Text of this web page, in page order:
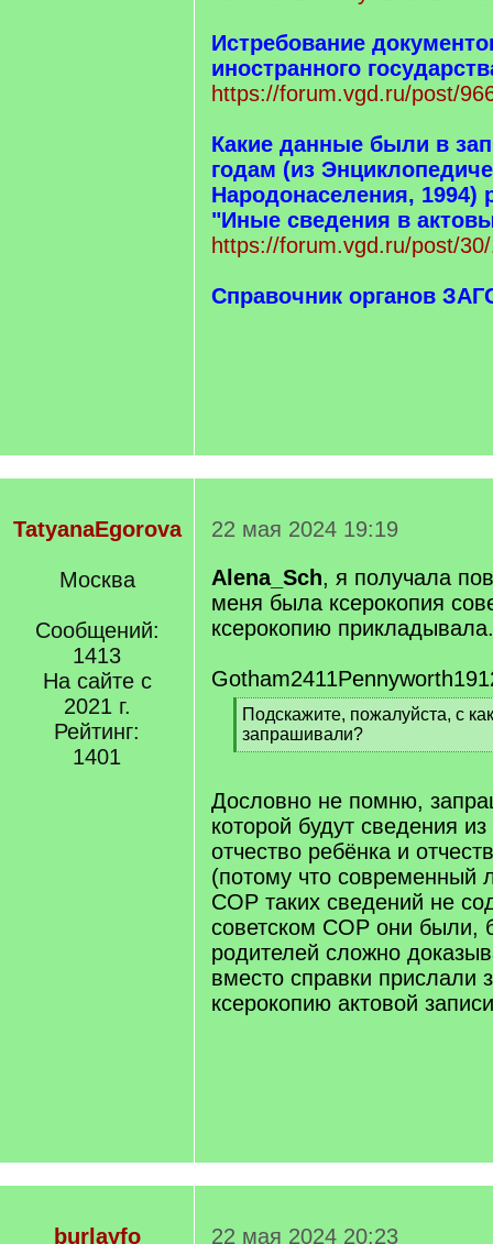
Истребование
иностранного
https://forum.vgd.ru/post/
Какие данные были в
годам (из
Народонаселения, 1994)
"Иные сведения в
https://forum.vgd.ru/post/
Справочник органов
TatyanaEgorova
Москва
Сообщений:
1413
На сайте с
2021 г.
Рейтинг:
1401
22 мая 2024 19:19
Alena_Sch, я получала
меня была ксерокопия
ксерокопию прикладывала.
[
q
]
Подскажите, пожалуйста, с
запрашивали?
[
q
]
Дословно не помню,
которой будут сведения
отчество ребёнка и
(потому что современный
СОР таких сведений не
советском СОР они были,
родителей сложно
вместо справки прислали
ксерокопию актовой
burlayfo 22 мая 2024 20:23